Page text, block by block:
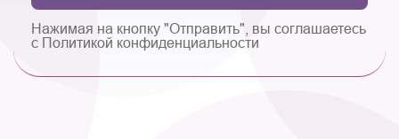
Нажимая на кнопку "Отправить", вы соглашаетесь
с Политикой конфиденциальности